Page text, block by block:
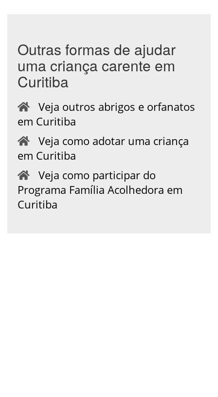
Outras formas de ajudar
uma criança carente em
Curitiba
Veja outros abrigos e orfanatos
em Curitiba
Veja como adotar uma criança
em Curitiba
Veja como participar do
Programa Família Acolhedora em
Curitiba